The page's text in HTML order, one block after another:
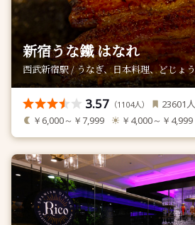
新宿うな鐵 はなれ
西武新宿駅 / うなぎ、日本料理、どじょう
3.57 （1104人） 23601 人
￥6,000～￥7,999 ￥4,000～￥4,999